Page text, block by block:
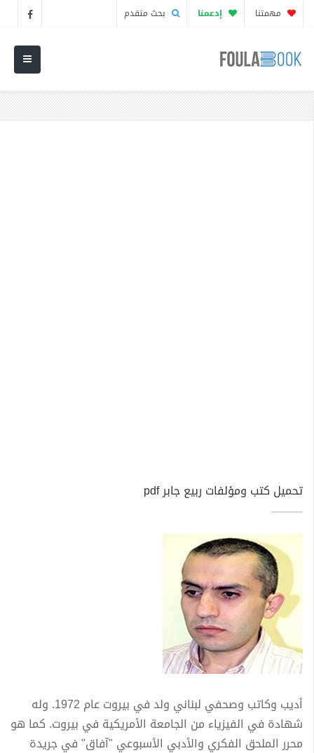
مهمتنا إدعمنا بحث متقدم
تحميل كتب ومؤلفات ربيع جابر pdf
أديب وكاتب وصحفي لبناني ولد في بيروت عام 1972. وله
شهادة في الفيزياء من الجامعة الأمريكية في بيروت. كما هو
محرر الملحق الفكري والأدبي الأسبوعي "آفاق" في جريدة